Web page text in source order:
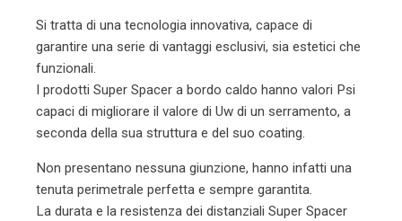
Si tratta di una tecnologia innovativa, capace di
garantire una serie di vantaggi esclusivi, sia estetici che
funzionali.
I prodotti Super Spacer a bordo caldo hanno valori Psi
capaci di migliorare il valore di Uw di un serramento, a
seconda della sua struttura e del suo coating.
Non presentano nessuna giunzione, hanno infatti una
tenuta perimetrale perfetta e sempre garantita.
La durata e la resistenza dei distanziali Super Spacer